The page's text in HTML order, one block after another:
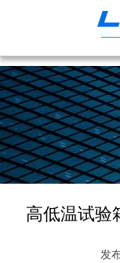
高低温试验
发